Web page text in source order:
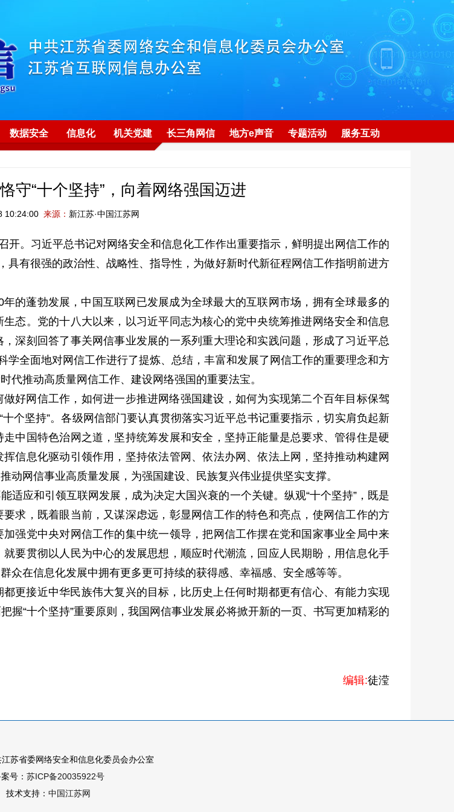
数据安全 信息化 机关党建 长三角网信 地方e声音 专题活动 服务互动
守“十个坚持”，向着网络强国迈进
10:24:00 来源： 新江苏·中国江苏网
开。习近平总书记对网络安全和信息化工作作出重要指示，鲜明提出网信工作的
具有很强的政治性、战略性、指导性，为做好新时代新征程网信工作指明前进方
的蓬勃发展，中国互联网已发展成为全球最大的互联网市场，拥有全球最多的
态。党的十八大以来，以习近平同志为核心的党中央统筹推进网络安全和信息
深刻回答了事关网信事业发展的一系列重大理论和实践问题，形成了习近平总
学全面地对网信工作进行了提炼、总结，丰富和发展了网信工作的重要理念和方
代推动高质量网信工作、建设网络强国的重要法宝。
好网信工作，如何进一步推进网络强国建设，如何为实现第二个百年目标保驾
个坚持”。各级网信部门要认真贯彻落实习近平总书记重要指示，切实肩负起新
中国特色治网之道，坚持统筹发展和安全，坚持正能量是总要求、管得住是硬
信息化驱动引领作用，坚持依法管网、依法办网、依法上网，坚持推动构建网
网信事业高质量发展，为强国建设、民族复兴伟业提供坚实支撑。
适应和引领互联网发展，成为决定大国兴衰的一个关键。纵观“十个坚持”，既是
求，既着眼当前，又谋深虑远，彰显网信工作的特色和亮点，使网信工作的方
强党中央对网信工作的集中统一领导，把网信工作摆在党和国家事业全局中来
要贯彻以人民为中心的发展思想，顺应时代潮流，回应人民期盼，用信息化手
在信息化发展中拥有更多更可持续的获得感、幸福感、安全感等等。
更接近中华民族伟大复兴的目标，比历史上任何时期都更有信心、有能力实现
握“十个坚持”重要原则，我国网信事业发展必将掀开新的一页、书写更加精彩的
编辑:徒滢
苏省委网络安全和信息化委员会办公室
号： 苏ICP备20035922号
技术支持： 中国江苏网